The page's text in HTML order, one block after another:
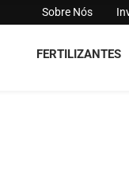
Sobre Nós
FERTILIZANTES